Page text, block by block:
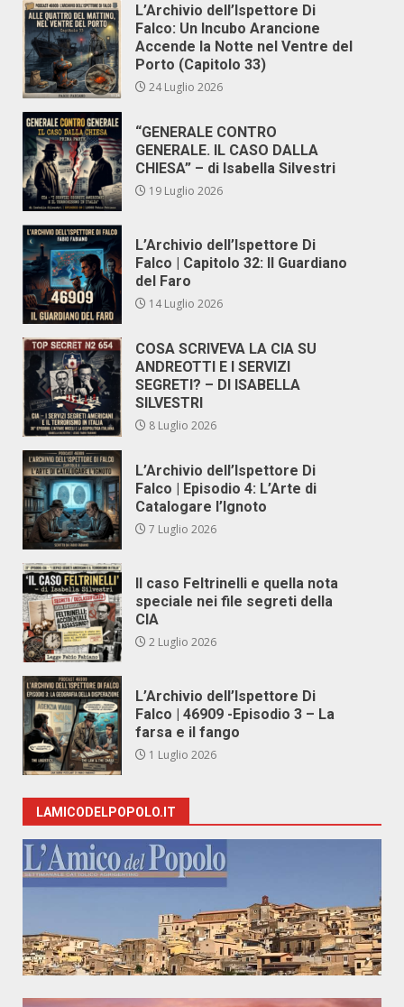
L’Archivio dell’Ispettore Di
Falco: Un Incubo Arancione
Accende la Notte nel Ventre del
Porto (Capitolo 33)
24 Luglio 2026
“GENERALE CONTRO
GENERALE. IL CASO DALLA
CHIESA” – di Isabella Silvestri
19 Luglio 2026
L’Archivio dell’Ispettore Di
Falco | Capitolo 32: Il Guardiano
del Faro
14 Luglio 2026
COSA SCRIVEVA LA CIA SU
ANDREOTTI E I SERVIZI
SEGRETI? – DI ISABELLA
SILVESTRI
8 Luglio 2026
L’Archivio dell’Ispettore Di
Falco | Episodio 4: L’Arte di
Catalogare l’Ignoto
7 Luglio 2026
Il caso Feltrinelli e quella nota
speciale nei file segreti della
CIA
2 Luglio 2026
L’Archivio dell’Ispettore Di
Falco | 46909 -Episodio 3 – La
farsa e il fango
1 Luglio 2026
LAMICODELPOPOLO.IT